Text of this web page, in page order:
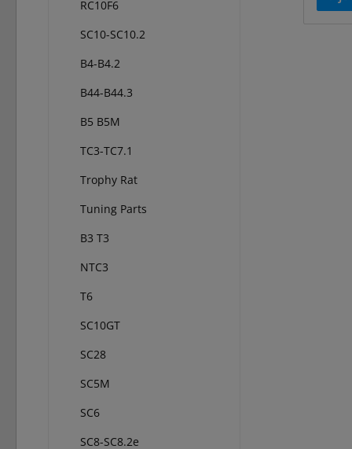
RC10F6
SC10-SC10.2
B4-B4.2
B44-B44.3
B5 B5M
TC3-TC7.1
Trophy Rat
Tuning Parts
B3 T3
NTC3
T6
SC10GT
SC28
SC5M
SC6
SC8-SC8.2e